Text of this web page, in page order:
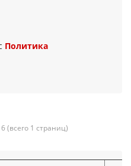
Политика
(всего 1 страниц)